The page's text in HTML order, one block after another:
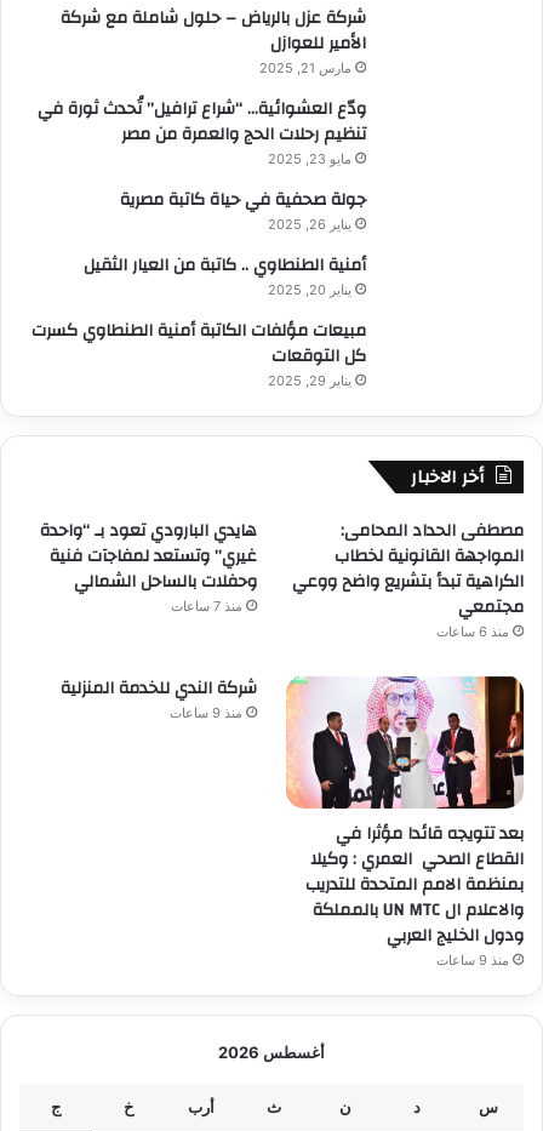
شركة عزل بالرياض – حلول شاملة مع شركة
الأمير للعوازل
مارس 21, 2025
ودّع العشوائية… “شراع ترافيل” تُحدث ثورة في
تنظيم رحلات الحج والعمرة من مصر
مايو 23, 2025
جولة صحفية في حياة كاتبة مصرية
يناير 26, 2025
أمنية الطنطاوي .. كاتبة من العيار الثقيل
يناير 20, 2025
مبيعات مؤلفات الكاتبة أمنية الطنطاوي كسرت
كل التوقعات
يناير 29, 2025
أخر الاخبار
مصطفى الحداد المحامى:
المواجهة القانونية لخطاب
الكراهية تبدأ بتشريع واضح ووعي
مجتمعي
منذ 6 ساعات
هايدي البارودي تعود بـ “واحدة
غيري” وتستعد لمفاجآت فنية
وحفلات بالساحل الشمالي
منذ 7 ساعات
بعد تتويجه قائدا مؤثرا في
القطاع الصحي العمري : وكيلا
بمنظمة الامم المتحدة للتدريب
والاعلام ال UN MTC بالمملكة
ودول الخليج العربي
منذ 9 ساعات
شركة الندي للخدمة المنزلية
منذ 9 ساعات
أغسطس 2026
س د ن ث أرب خ ج